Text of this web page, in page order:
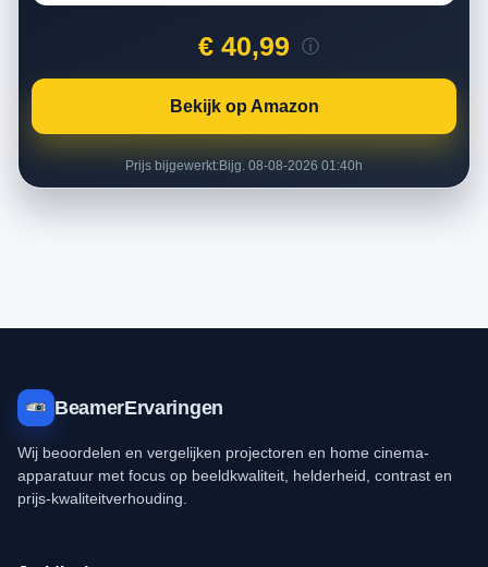
€ 40,99 ⓘ
Bekijk op Amazon
Prijs bijgewerkt:Bijg. 08-08-2026 01:40h
BeamerErvaringen
Wij beoordelen en vergelijken projectoren en home cinema-
apparatuur met focus op beeldkwaliteit, helderheid, contrast en
prijs-kwaliteitverhouding.